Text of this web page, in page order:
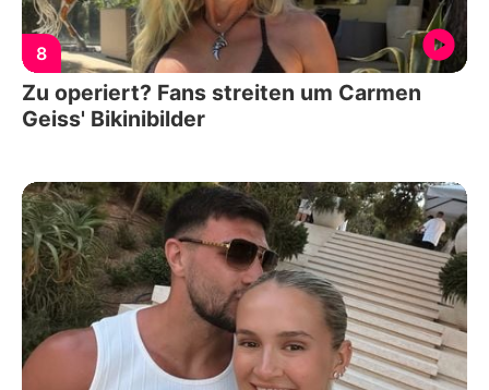
8
Zu operiert? Fans streiten um Carmen
Geiss' Bikinibilder